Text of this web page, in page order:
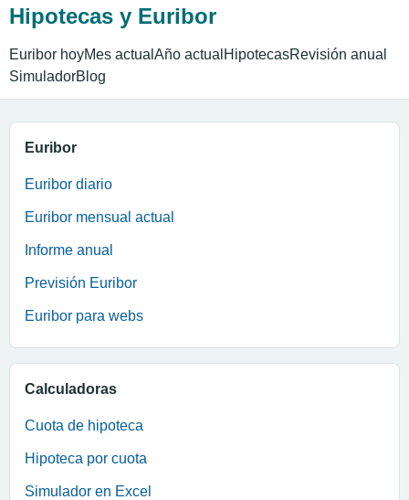
Hipotecas y Euribor
Euribor hoyMes actual Año actual HipotecasRevisión anual
SimuladorBlog
Euribor
Euribor diario
Euribor mensual actual
Informe anual
Previsión Euribor
Euribor para webs
Calculadoras
Cuota de hipoteca
Hipoteca por cuota
Simulador en Excel